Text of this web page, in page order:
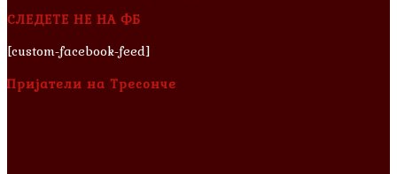
СЛЕДЕТЕ НЕ НА ФБ
[custom-facebook-feed]
Пријатели на Тресонче